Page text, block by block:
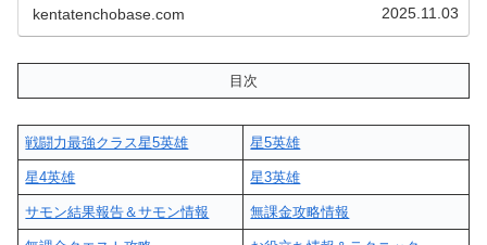
記事になっております。...
kentatenchobase.com 2025.11.03
目次
戦闘力最強クラス星5英雄 星5英雄
星4英雄 星3英雄
サモン結果報告＆サモン情報 無課金攻略情報